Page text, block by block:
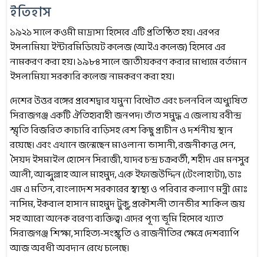
ইতিহাস
১৯২১ সালে কওমী মাদ্রাসা হিসেবে এটি প্রতিষ্ঠিত হয়। এরপর
ইসলামিয়া ইন্টারমিডিয়েট কলেজ (আইএ কলেজ) হিসেবে এর
নামকরণ করা হয়। ১৯৮৪ সালে জাতীয়করণ করার মাধ্যমে বর্তমান
ইসলামিয়া সরকারি কলেজ নামকরণ করা হয়।
দেশের উত্তর বঙ্গের প্রবেশদ্বার যমুনা বিধৌত এবং চলনবিল অধ্যুষিত
সিরাজগঞ্জ একটি ঐতিহ্যবাহী জনপদ। তাঁত সমুদ্ধ এ জেলায় রবীন্দ্র
স্মৃতি বিজরিত কাচারি বাড়িসহ বেশ কিছু প্রাচীন ও দর্শনীয় স্থান
রয়েছে। এবং এখানে জন্মেছেন মাওলানা ভাসানী, রজনীকান্ত সেন,
সৈয়দ ইসমাইল হোসেন সিরাজী, যাদব চন্দ্র চক্রবর্তী, শহীদ এম মনসুর
আলী, আব্দুল্লাহ আল মাহমুদ, এ‌কে ইফাজউ‌দ্দিন (‌টেংলাহাটা), ডাঃ
এম এ মতিন, বাংলাদেশ সরকারের স্বাস্থ্য ও পরিবার কল্যাণ মন্ত্রী মোঃ
নাসিম, ইকবাল হাসান মাহমুদ টুকু, প্রকৌশলী তানভীর শা‌কিল জয়
সহ আরো অনেক বরেণ্য ব্যক্তিত্ব। এদের পূণ্য ভূমি হিসেবে খ্যাত
সিরাজগঞ্জ শিক্ষা, সাহিত্য-সংস্কৃতি ও রাজনীতির ক্ষেত্রে দেশব্যাপি
আজ অবধী অবদান রেখে চলেছে।